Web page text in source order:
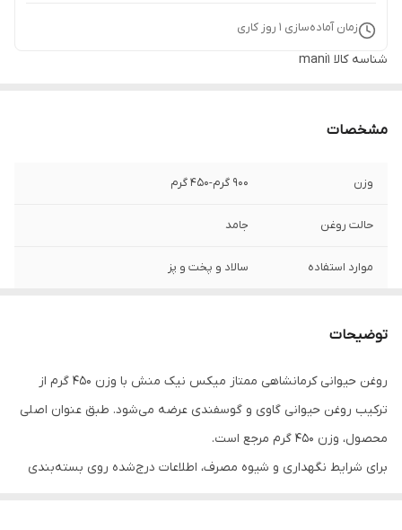
زمان آماده‌سازی 1 روز کاری
شناسه کالا mani1
مشخصات
وزن 900 گرم-450 گرم
حالت روغن جامد
موارد استفاده سالاد و پخت و پز
بهداشت
توضیحات
روغن حیوانی کرمانشاهی ممتاز میکس نیک منش با وزن 450 گرم از
ترکیب روغن حیوانی گاوی و گوسفندی عرضه می‌شود. طبق عنوان اصلی
محصول، وزن 450 گرم مرجع است.
برای شرایط نگهداری و شیوه مصرف، اطلاعات درج‌شده روی بسته‌بندی